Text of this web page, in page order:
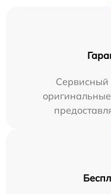
Сервисный